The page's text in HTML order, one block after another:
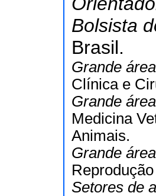
Bolsista
Brasil.
Grande
Clínica e
Grande
Medicina
Animais.
Grande
Setores de